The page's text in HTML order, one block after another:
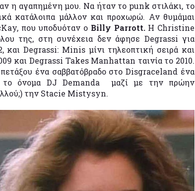
η αγαπημένη μου. Να ήταν το punk στιλάκι, το
κατάλοιπα μάλλον και προχωρώ. Αν θυμάμαι
που υποδυόταν ο Billy Parrott.Η Christine
της, στη συνέχεια δεν άφησε Degrassi για
Degrassi: Minis μίνι τηλεοπτική σειρά και
και Degrassi Takes Manhattan ταινία το 2010.
ένα σαββατόβραδο στο Disgraceland ένα
όνομα DJ Demanda μαζί με την πρώην
την Stacie Mistysyn.